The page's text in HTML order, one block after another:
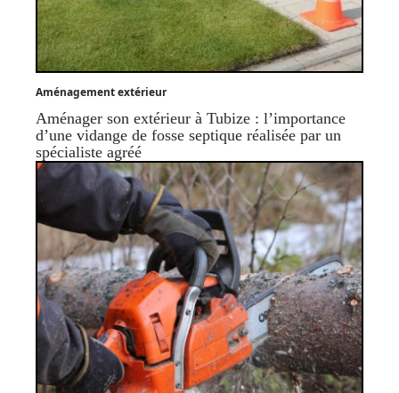
Aménagement extérieur
Aménager son extérieur à Tubize : l’importance
d’une vidange de fosse septique réalisée par un
spécialiste agréé